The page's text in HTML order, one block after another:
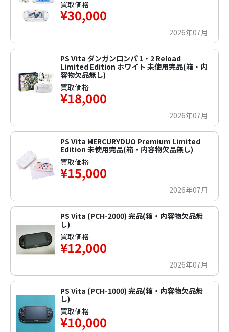
買取価格
¥30,000
2026年07月
PS Vita ダンガンロンパ 1・2 Reload
Limited Edition ホワイト 未使用完品(箱・内
容物欠品無し)
買取価格
¥18,000
2026年07月
PS Vita MERCURYDUO Premium Limited
Edition 未使用完品(箱・内容物欠品無し)
買取価格
¥15,000
2026年07月
PS Vita (PCH-2000) 完品(箱・内容物欠品無
し)
買取価格
¥12,000
2026年07月
PS Vita (PCH-1000) 完品(箱・内容物欠品無
し)
買取価格
¥10,000